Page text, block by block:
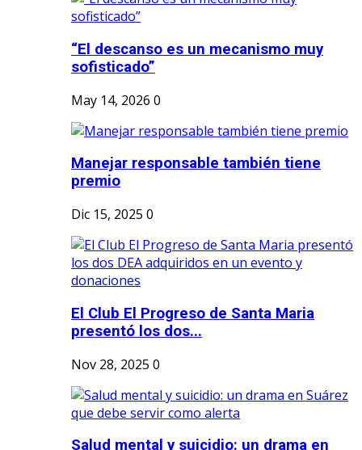
“El descanso es un mecanismo muy
sofisticado”
May 14, 2026 0
Manejar responsable también tiene
premio
Dic 15, 2025 0
El Club El Progreso de Santa Maria
presentó los dos...
Nov 28, 2025 0
Salud mental y suicidio: un drama en